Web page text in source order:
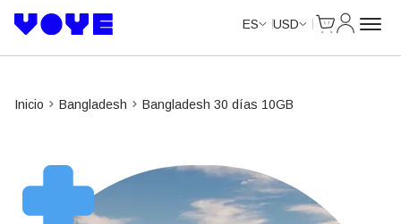
ES USD
Inicio Bangladesh Bangladesh 30 días 10GB